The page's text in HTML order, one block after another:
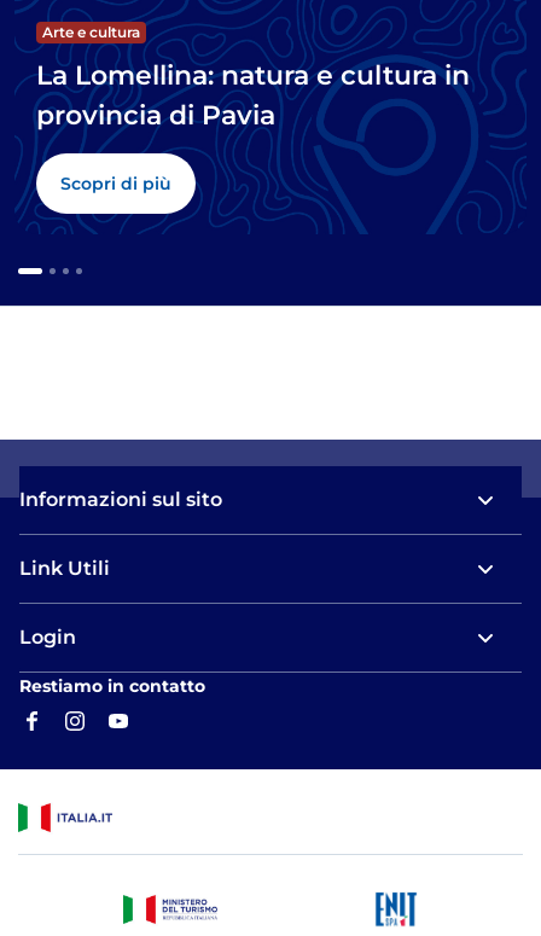
Arte e cultura
La Lomellina: natura e cultura in
provincia di Pavia
Scopri di più
Informazioni sul sito
Link Utili
Login
Restiamo in contatto